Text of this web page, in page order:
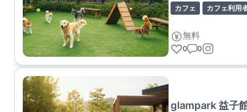
カフェ カフェ利用
無料
0 0
glampark 益子